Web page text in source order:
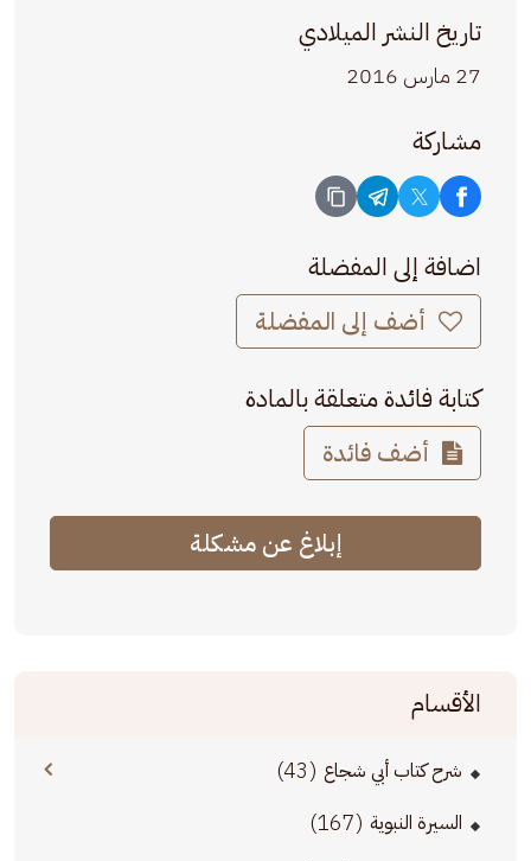
تاريخ النشر الميلادي
27 مارس 2016
مشاركة
اضافة إلى المفضلة
أضف إلى المفضلة
كتابة فائدة متعلقة بالمادة
أضف فائدة
إبلاغ عن مشكلة
الأقسام
شرح كتاب أبي شجاع (43)
السيرة النبوية (167)